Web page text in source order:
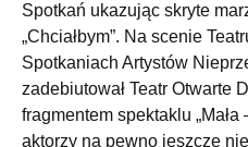
Spotkań ukazując skryte
„Chciałbym”. Na scenie
Spotkaniach Artystów
zadebiutował Teatr Otwarte
fragmentem spektaklu „Mała
aktorzy na pewno jeszcze